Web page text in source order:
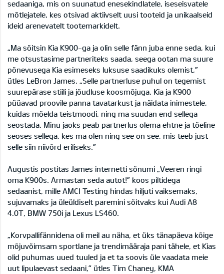
sedaaniga, mis on suunatud enesekindlatele, iseseisvatele
mõtlejatele, kes otsivad aktiivselt uusi tooteid ja unikaalseid
ideid arenevatelt tootemarkidelt.
„Ma sõitsin Kia K900-ga ja olin selle fänn juba enne seda, kui
me otsustasime partneriteks saada, seega ootan ma suure
põnevusega Kia esimeseks luksuse saadikuks olemist,”
ütles LeBron James. „Selle partnerluse puhul on tegemist
suurepärase stiili ja jõudluse koosmõjuga. Kia ja K900
püüavad proovile panna tavatarkust ja näidata inimestele,
kuidas mõelda teistmoodi, ning ma suudan end sellega
seostada. Minu jaoks peab partnerlus olema ehtne ja tõeline
seoses sellega, kes ma olen ning see on see, mis teeb just
selle siin niivõrd eriliseks.”
Augustis postitas James internetti sõnumi „Veeren ringi
oma K900s. Armastan seda autot!” koos piltidega
sedaanist, mille AMCI Testing hindas hiljuti vaiksemaks,
sujuvamaks ja üleüldiselt paremini sõitvaks kui Audi A8
4.0T, BMW 750i ja Lexus LS460.
„Korvpallifännidena oli meil au näha, et üks tänapäeva kõige
mõjuvõimsam sportlane ja trendimääraja pani tähele, et Kias
olid puhumas uued tuuled ja et ta soovis üle vaadata meie
uut lipulaevast sedaani,” ütles Tim Chaney, KMA